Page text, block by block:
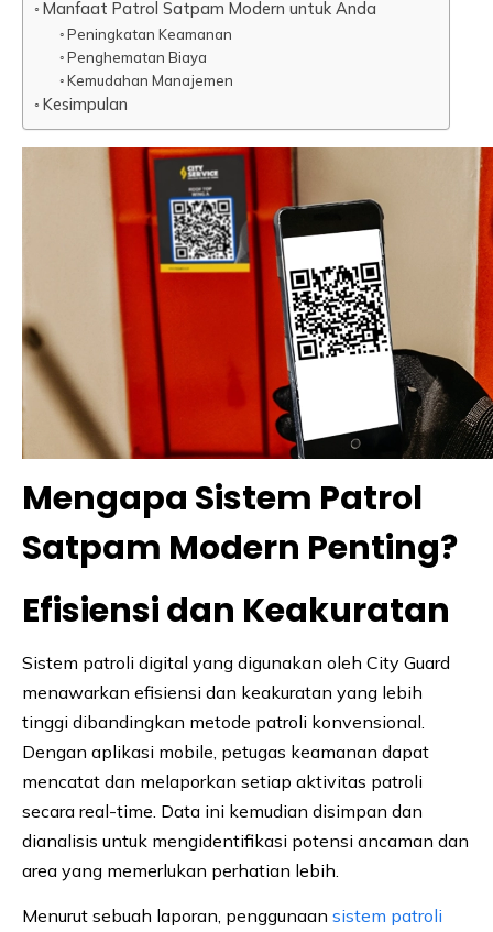
Manfaat Patrol Satpam Modern untuk Anda
Peningkatan Keamanan
Penghematan Biaya
Kemudahan Manajemen
Kesimpulan
Mengapa Sistem Patrol
Satpam Modern Penting?
Efisiensi dan Keakuratan
Sistem patroli digital yang digunakan oleh City Guard
menawarkan efisiensi dan keakuratan yang lebih
tinggi dibandingkan metode patroli konvensional.
Dengan aplikasi mobile, petugas keamanan dapat
mencatat dan melaporkan setiap aktivitas patroli
secara real-time. Data ini kemudian disimpan dan
dianalisis untuk mengidentifikasi potensi ancaman dan
area yang memerlukan perhatian lebih.
Menurut sebuah laporan, penggunaan sistem patroli